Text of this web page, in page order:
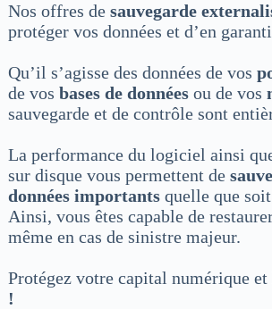
Nos offres de sauvegarde
protéger vos données et d’en
Qu’il s’agisse des données de vos
de vos bases de données ou de vos
sauvegarde et de contrôle sont
La performance du logiciel ainsi
sur disque vous permettent de
données importants quelle que
Ainsi, vous êtes capable de
même en cas de sinistre majeur.
Protégez votre capital numérique et
!